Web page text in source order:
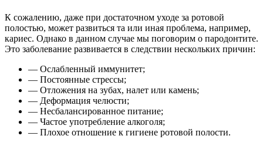
К сожалению, даже при достаточном уходе за ротовой
полостью, может развиться та или иная проблема, например,
кариес. Однако в данном случае мы поговорим о пародонтите.
Это заболевание развивается в следствии нескольких причин:
— Ослабленный иммунитет;
— Постоянные стрессы;
— Отложения на зубах, налет или камень;
— Деформация челюсти;
— Несбалансированное питание;
— Частое употребление алкоголя;
— Плохое отношение к гигиене ротовой полости.